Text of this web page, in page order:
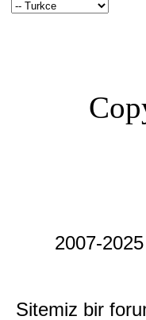
2007-
Sitemiz bir